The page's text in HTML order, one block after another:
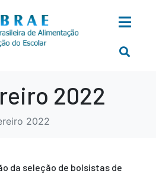
2022
2022
da seleção de bolsistas de